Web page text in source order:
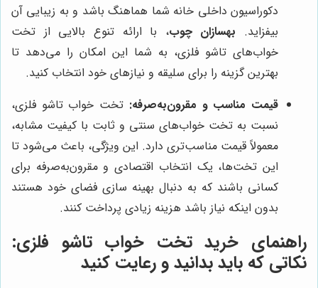
دکوراسیون داخلی خانه شما هماهنگ باشد و به زیبایی آن
بیفزاید. بهسازان چوب، با ارائه تنوع بالایی از تخت
خواب‌های تاشو فلزی، به شما این امکان را می‌دهد تا
بهترین گزینه را برای سلیقه و نیازهای خود انتخاب کنید.
قیمت مناسب و مقرون‌به‌صرفه: تخت خواب تاشو فلزی،
نسبت به تخت خواب‌های سنتی و ثابت با کیفیت مشابه،
معمولاً قیمت مناسب‌تری دارد. این ویژگی، باعث می‌شود تا
این تخت‌ها، یک انتخاب اقتصادی و مقرون‌به‌صرفه برای
کسانی باشند که به دنبال بهینه سازی فضای خود هستند
بدون اینکه نیاز باشد هزینه زیادی پرداخت کنند.
راهنمای خرید تخت خواب تاشو فلزی:
نکاتی که باید بدانید و رعایت کنید